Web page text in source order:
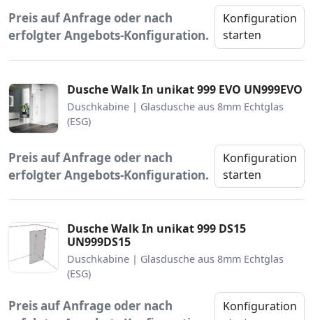
Preis auf Anfrage oder nach
erfolgter Angebots-Konfiguration.
Konfiguration
starten
Dusche Walk In unikat 999 EVO UN999EVO
Duschkabine | Glasdusche aus 8mm Echtglas
(ESG)
Preis auf Anfrage oder nach
erfolgter Angebots-Konfiguration.
Konfiguration
starten
Dusche Walk In unikat 999 DS15
UN999DS15
Duschkabine | Glasdusche aus 8mm Echtglas
(ESG)
Preis auf Anfrage oder nach
Konfiguration